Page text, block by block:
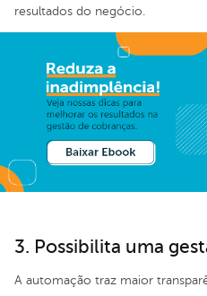
resultados do negócio.
3. Possibilita uma
A automação traz maior